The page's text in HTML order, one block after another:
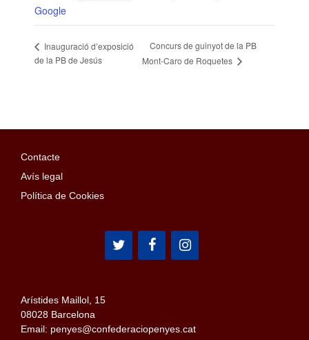
Google
Inauguració d’exposició
de la PB de Jesús
Concurs de guinyot de la PB
Mont-Caro de Roquetes
Contacte
Avís legal
Política de Cookies
Arístides Maillol, 15
08028 Barcelona
Email: penyes@confederaciopenyes.cat